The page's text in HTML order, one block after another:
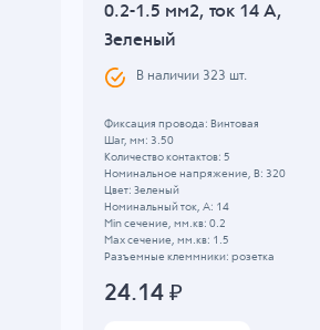
0.2-1.5 мм2, ток 14 A,
Зеленый
В наличии 323 шт.
Фиксация провода: Винтовая
Шаг, мм: 3.50
Количество контактов: 5
Номинальное напряжение, B: 320
Цвет: Зеленый
Номинальный ток, А: 14
Min сечение, мм.кв: 0.2
Max сечение, мм.кв: 1.5
Разъемные клеммники: розетка
24.14₽